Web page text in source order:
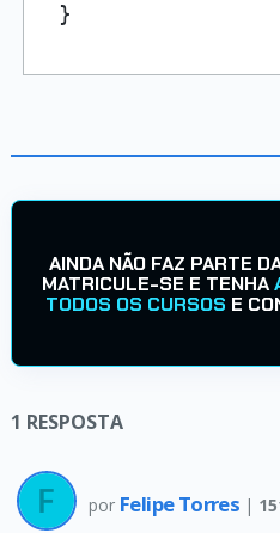
}
AINDA NÃO FAZ PARTE
MATRICULE-SE E TENHA
TODOS OS CURSOS E
1 RESPOSTA
por Felipe Torres |